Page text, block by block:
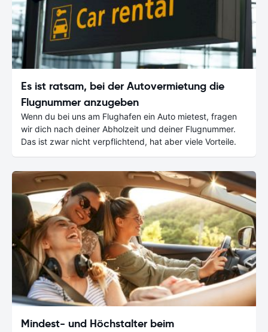
Es ist ratsam, bei der Autovermietung die
Flugnummer anzugeben
Wenn du bei uns am Flughafen ein Auto mietest, fragen
wir dich nach deiner Abholzeit und deiner Flugnummer.
Das ist zwar nicht verpflichtend, hat aber viele Vorteile.
Mindest- und Höchstalter beim